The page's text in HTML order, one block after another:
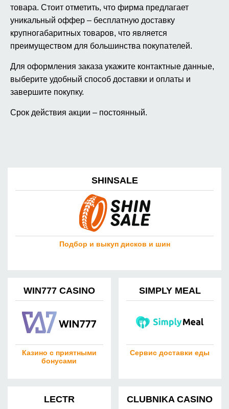
товара. Стоит отметить, что фирма предлагает
уникальный оффер – бесплатную доставку
крупногабаритных товаров, что является
преимуществом для большинства покупателей.
Для оформления заказа укажите контактные данные,
выберите удобный способ доставки и оплаты и
завершите покупку.
Срок действия акции – постоянный.
SHINSALE
Подбор и выкуп дисков и шин
WIN777 CASINO
Казино с приятными
бонусами
SIMPLY MEAL
Сервис доставки еды
LECTR CLUBNIKA CASINO